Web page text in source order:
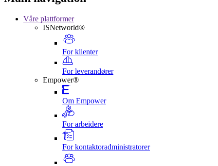
Våre plattformer
ISNetworld®
For klienter
For leverandører
Empower®
Om Empower
For arbeidere
For kontaktoradministratorer